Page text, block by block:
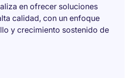
en ofrecer soluciones
calidad, con un enfoque
y crecimiento sostenido de